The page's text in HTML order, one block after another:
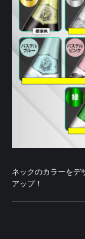
ネックのカラーをデ
アップ！